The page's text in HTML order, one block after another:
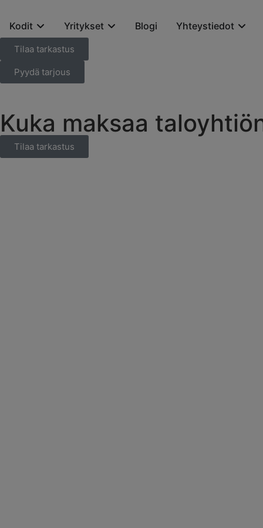
Kodit Yritykset Blogi Yhteystiedot
Tilaa tarkastus
Pyydä tarjous
Kuka maksaa
Tilaa tarkastus